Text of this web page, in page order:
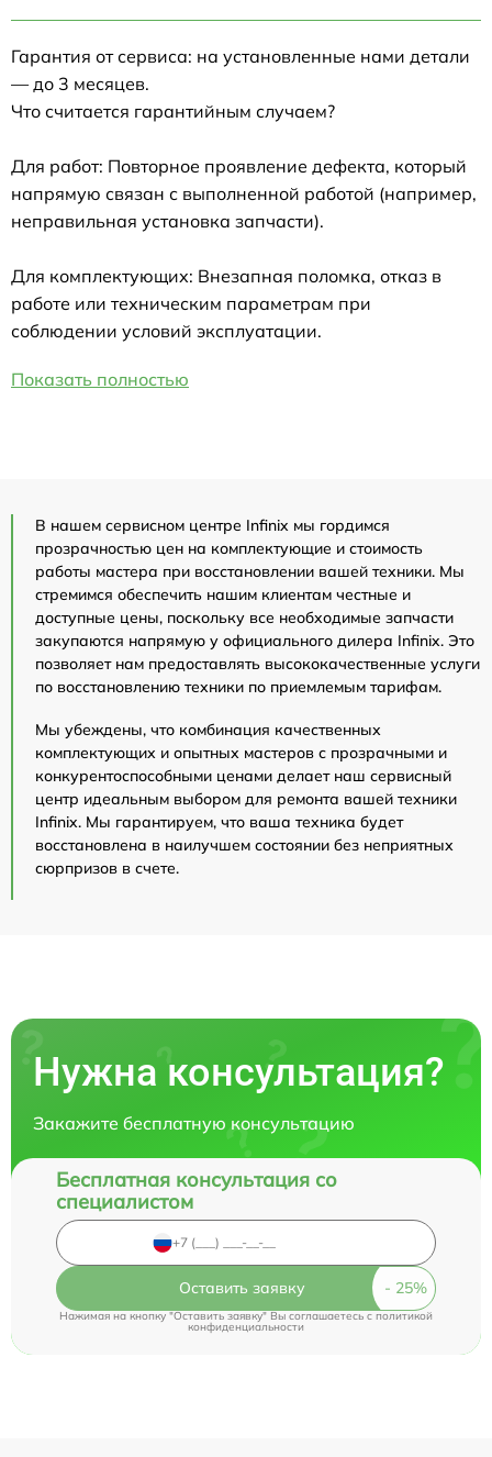
Гарантия от сервиса: на установленные нами детали
— до 3 месяцев.
Что считается гарантийным случаем?
Для работ: Повторное проявление дефекта, который
напрямую связан с выполненной работой (например,
неправильная установка запчасти).
Для комплектующих: Внезапная поломка, отказ в
работе или техническим параметрам при
соблюдении условий эксплуатации.
Показать полностью
В нашем сервисном центре Infinix мы гордимся
прозрачностью цен на комплектующие и стоимость
работы мастера при восстановлении вашей техники. Мы
стремимся обеспечить нашим клиентам честные и
доступные цены, поскольку все необходимые запчасти
закупаются напрямую у официального дилера Infinix. Это
позволяет нам предоставлять высококачественные услуги
по восстановлению техники по приемлемым тарифам.
Мы убеждены, что комбинация качественных
комплектующих и опытных мастеров с прозрачными и
конкурентоспособными ценами делает наш сервисный
центр идеальным выбором для ремонта вашей техники
Infinix. Мы гарантируем, что ваша техника будет
восстановлена в наилучшем состоянии без неприятных
сюрпризов в счете.
Нужна консультация?
Закажите бесплатную консультацию
Бесплатная консультация со
специалистом
Оставить заявку
Нажимая на кнопку "Оставить заявку" Вы соглашаетесь cполитикой
конфиденциальности